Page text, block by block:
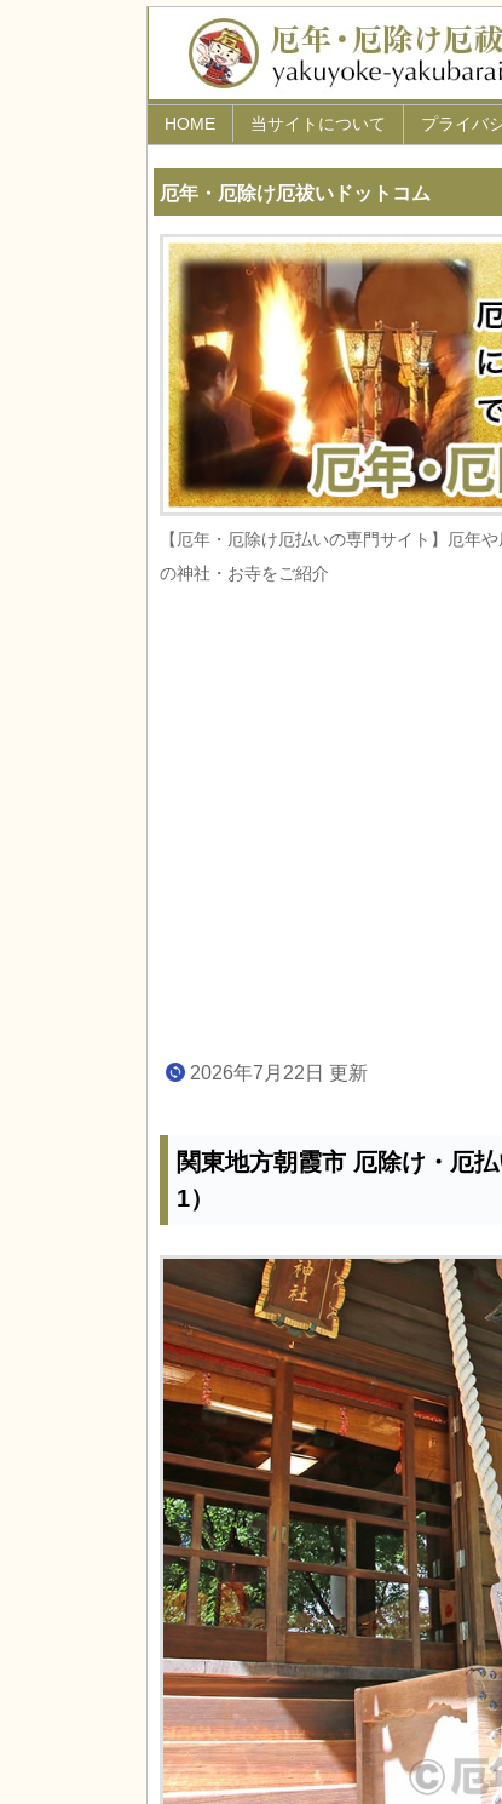
厄年・厄除け厄祓いドットコム
【厄年・厄除け厄払いの専門サイト】厄年
の神社・お寺をご紹介
2026年7月22日 更新
関東地方朝霞市 厄除け・厄
1）
HOME 当サイトについて プライバ